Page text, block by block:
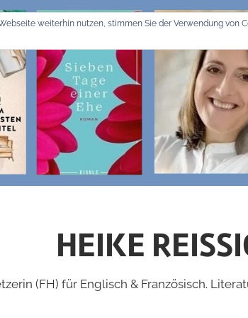
HEIKE
(FH) für Englisch & Französisch.
weiterhin nutzen, stimmen Sie der Verwendung von